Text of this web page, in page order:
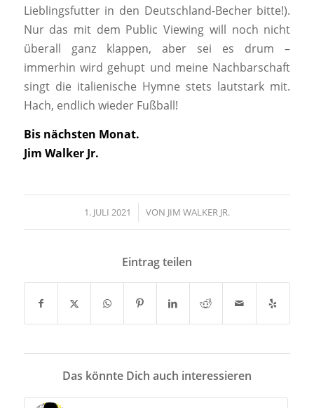
Lieblingsfutter in den Deutschland-Becher bitte!).
Nur das mit dem Public Viewing will noch nicht
überall ganz klappen, aber sei es drum –
immerhin wird gehupt und meine Nachbarschaft
singt die italienische Hymne stets lautstark mit.
Hach, endlich wieder Fußball!
Bis nächsten Monat.
Jim Walker Jr.
1. JULI 2021
/ VON JIM WALKER JR.
Eintrag teilen
Das könnte Dich auch interessieren